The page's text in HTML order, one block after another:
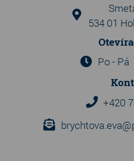
534 01
Po - Pá
+420